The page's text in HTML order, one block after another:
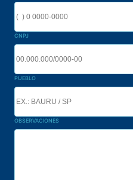
CNPJ
PUEBLO
OBSERVACIONES